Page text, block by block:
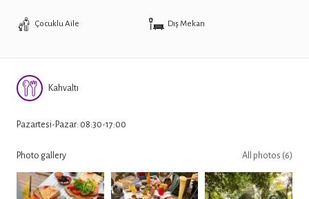
Çocuklu Aile Dış Mekan
Kahvaltı
Pazartesi-Pazar: 08:30-17:00
Photo gallery All photos (6)